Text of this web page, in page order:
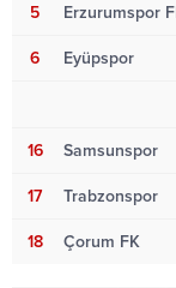
5 Erzurumspor
6 Eyüpspor
16 Samsunspor
17 Trabzonspor
18 Çorum FK